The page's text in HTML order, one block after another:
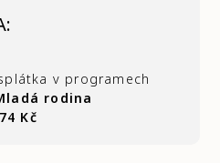
v programech
rodina
Kč